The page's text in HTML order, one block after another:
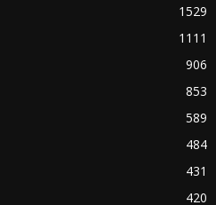
1529
1111
906
853
589
484
431
420